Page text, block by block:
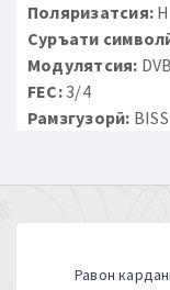
Поляризатсия: H
Суръати
Модулятсия:
FEC:3/4
Рамзгузорӣ: BISS
Равон